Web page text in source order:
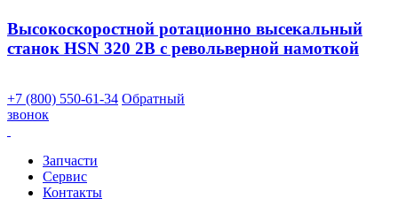
Высокоскоростной ротационно высекальный
станок HSN 320 2B с револьверной намоткой
+7 (800) 550-61-34 Обратный
звонок
Запчасти
Сервис
Контакты